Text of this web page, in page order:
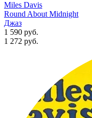
Miles Davis
Round About Midnight
Джаз
1 590 руб.
1 272 руб.